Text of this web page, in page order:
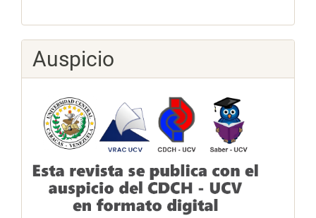
Auspicio